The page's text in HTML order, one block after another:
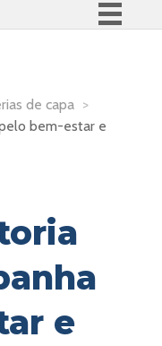
Participe
à informação
de capa >
bem-estar e
e